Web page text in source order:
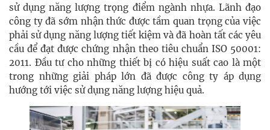
sử dụng năng lượng trọng điểm ngành nhựa. Lãnh đạo
công ty đã sớm nhận thức được tầm quan trọng của việc
phải sử dụng năng lượng tiết kiệm và đã hoàn tất các yêu
cầu để đạt được chứng nhận theo tiêu chuẩn ISO 50001:
2011. Đầu tư cho những thiết bị có hiệu suất cao là một
trong những giải pháp lớn đã được công ty áp dụng
hướng tới việc sử dụng năng lượng hiệu quả.